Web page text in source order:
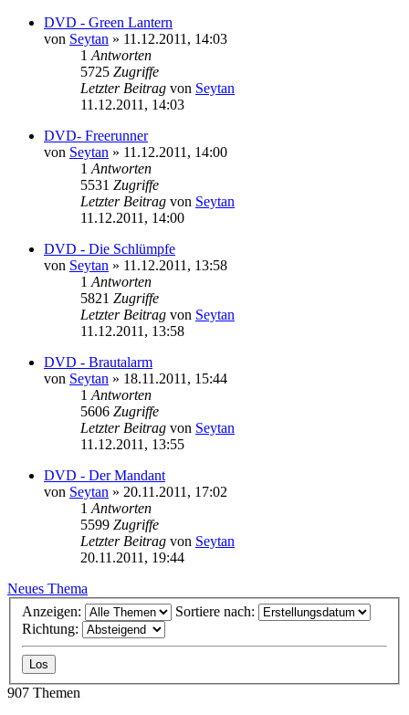
DVD - Green Lantern
von Seytan » 11.12.2011, 14:03
1 Antworten
5725 Zugriffe
Letzter Beitrag von Seytan
11.12.2011, 14:03
DVD- Freerunner
von Seytan » 11.12.2011, 14:00
1 Antworten
5531 Zugriffe
Letzter Beitrag von Seytan
11.12.2011, 14:00
DVD - Die Schlümpfe
von Seytan » 11.12.2011, 13:58
1 Antworten
5821 Zugriffe
Letzter Beitrag von Seytan
11.12.2011, 13:58
DVD - Brautalarm
von Seytan » 18.11.2011, 15:44
1 Antworten
5606 Zugriffe
Letzter Beitrag von Seytan
11.12.2011, 13:55
DVD - Der Mandant
von Seytan » 20.11.2011, 17:02
1 Antworten
5599 Zugriffe
Letzter Beitrag von Seytan
20.11.2011, 19:44
Neues Thema
Anzeigen:
Sortiere nach:
Richtung:
907 Themen